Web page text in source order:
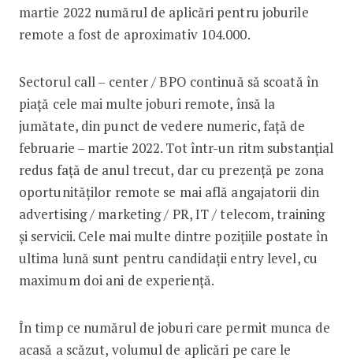
martie 2022 numărul de aplicări pentru joburile
remote a fost de aproximativ 104.000.
Sectorul call – center / BPO continuă să scoată în
piață cele mai multe joburi remote, însă la
jumătate, din punct de vedere numeric, față de
februarie – martie 2022. Tot într-un ritm substanțial
redus față de anul trecut, dar cu prezență pe zona
oportunităților remote se mai află angajatorii din
advertising / marketing / PR, IT / telecom, training
și servicii. Cele mai multe dintre pozițiile postate în
ultima lună sunt pentru candidații entry level, cu
maximum doi ani de experiență.
În timp ce numărul de joburi care permit munca de
acasă a scăzut, volumul de aplicări pe care le